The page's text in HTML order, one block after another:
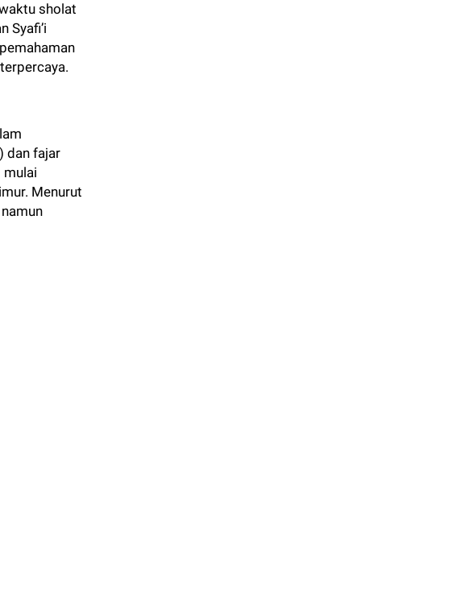
sholat
Syafi’i
dan fajar
mulai
Menurut